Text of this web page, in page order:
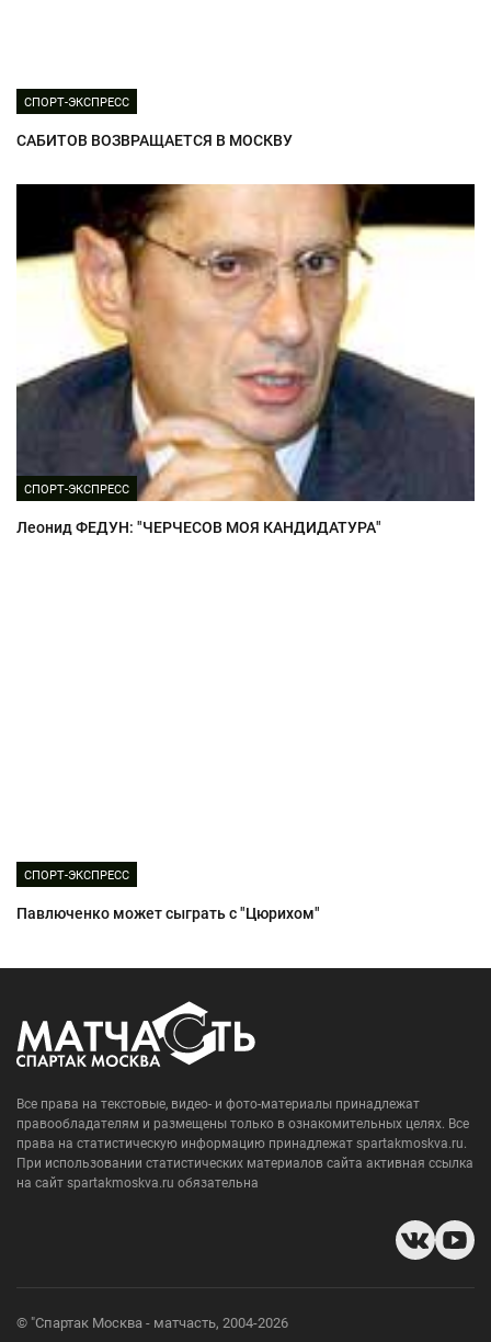
СПОРТ-ЭКСПРЕСС
САБИТОВ ВОЗВРАЩАЕТСЯ В МОСКВУ
СПОРТ-ЭКСПРЕСС
Леонид ФЕДУН: "ЧЕРЧЕСОВ МОЯ КАНДИДАТУРА"
СПОРТ-ЭКСПРЕСС
Павлюченко может сыграть с "Цюрихом"
Все права на текстовые, видео- и фото-материалы принадлежат
правообладателям и размещены только в ознакомительных целях. Все
права на статистическую информацию принадлежат spartakmoskva.ru.
При использовании статистических материалов сайта активная ссылка
на сайт spartakmoskva.ru обязательна
© "Спартак Москва - матчасть, 2004-2026